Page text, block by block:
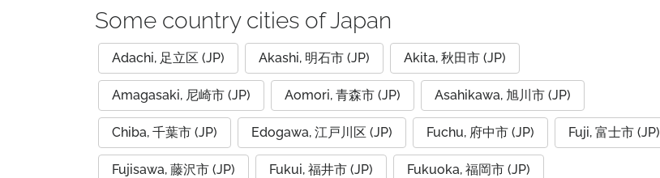
Some country cities of Japan
Adachi, 足立区 (JP) Akashi, 明石市 (JP) Akita, 秋田市 (JP)
Amagasaki, 尼崎市 (JP) Aomori, 青森市 (JP) Asahikawa, 旭川市 (JP)
Chiba, 千葉市 (JP) Edogawa, 江戸川区 (JP) Fuchu, 府中市 (JP) Fuji, 富士市 (JP)
Fujisawa, 藤沢市 (JP) Fukui, 福井市 (JP) Fukuoka, 福岡市 (JP)